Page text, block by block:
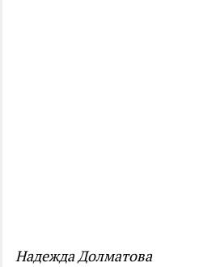
Надежда Долматова